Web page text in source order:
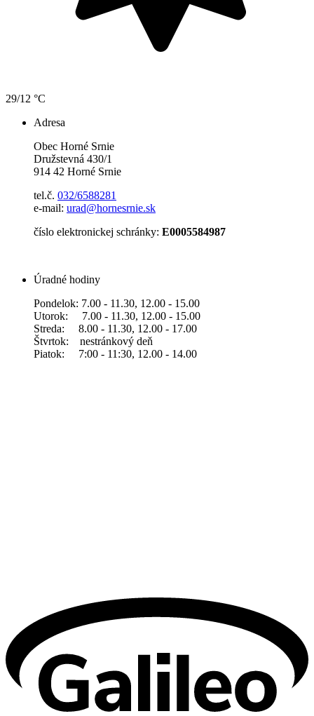
29/12 °C
Adresa
Obec Horné Srnie
Družstevná 430/1
914 42 Horné Srnie
tel.č. 032/6588281
e-mail: urad@hornesrnie.sk
číslo elektronickej schránky: E0005584987
Úradné hodiny
Pondelok: 7.00 - 11.30, 12.00 - 15.00
Utorok: 7.00 - 11.30, 12.00 - 15.00
Streda: 8.00 - 11.30, 12.00 - 17.00
Štvrtok: nestránkový deň
Piatok: 7:00 - 11:30, 12.00 - 14.00